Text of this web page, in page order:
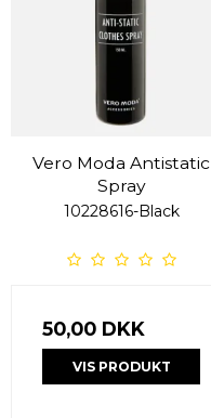
Vero Moda Antistatic
Spray
10228616-Black
50,00 DKK
VIS PRODUKT